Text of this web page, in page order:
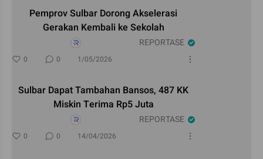
Pemprov Sulbar Dorong Akselerasi
Gerakan Kembali ke Sekolah
REPORTASE
0 0 1/05/2026
Sulbar Dapat Tambahan Bansos, 487 KK
Miskin Terima Rp5 Juta
REPORTASE
0 0 14/04/2026